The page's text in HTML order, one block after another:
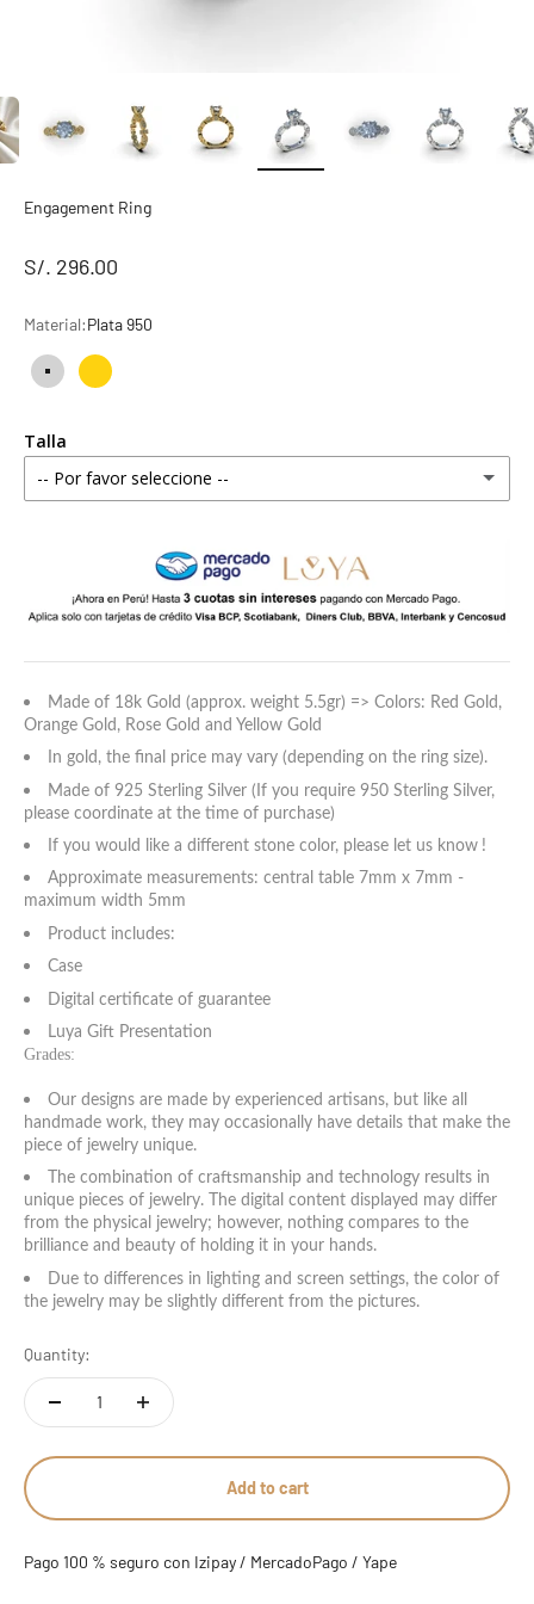
Engagement Ring
S/. 296.00
Material:Plata 950
Plata 950Bañado en Oro 18k
Talla
-- Por favor seleccione --
7 estándar - 4 americana
8 estándar
9 estándar - 5 americana
10 estándar
11 estándar
12 estándar - 6 americana
13 estándar
14 estándar - 7 americana
15 estándar
16 estándar
17 estándar - 8 americana
19 estándar
22 estándar - 10 americana
Made of 18k Gold (approx. weight 5.5gr) => Colors: Red Gold,
Orange Gold, Rose Gold and Yellow Gold
In gold, the final price may vary (depending on the ring size).
Made of 925 Sterling Silver (If you require 950 Sterling Silver,
please coordinate at the time of purchase)
If you would like a different stone color, please let us know !
Approximate measurements: central table 7mm x 7mm -
maximum width 5mm
Product includes:
Case
Digital certificate of guarantee
Luya Gift Presentation
Grades:
Our designs are made by experienced artisans, but like all
handmade work, they may occasionally have details that make the
piece of jewelry unique.
The combination of craftsmanship and technology results in
unique pieces of jewelry. The digital content displayed may differ
from the physical jewelry; however, nothing compares to the
brilliance and beauty of holding it in your hands.
Due to differences in lighting and screen settings, the color of
the jewelry may be slightly different from the pictures.
Quantity:
Add to cart
Pago 100 % seguro con Izipay / MercadoPago / Yape